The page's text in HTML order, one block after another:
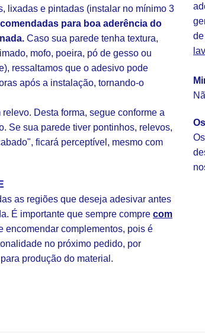
lixadas e pintadas (instalar no mínimo 3
para boa aderência do
Caso sua parede tenha textura,
mofo, poeira, pó de gesso ou
ressaltamos que o adesivo pode
após a instalação, tornando-o
Desta forma, segue conforme a
Se sua parede tiver pontinhos, relevos,
ficará perceptível, mesmo com
as regiões que deseja adesivar antes
É importante que sempre compre com
encomendar complementos, pois é
no próximo pedido, por
produção do material.